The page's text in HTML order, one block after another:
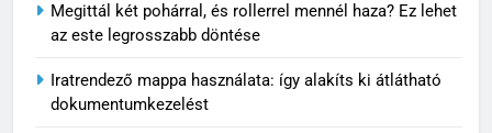
Megittál két pohárral, és rollerrel mennél haza? Ez lehet
az este legrosszabb döntése
Iratrendező mappa használata: így alakíts ki átlátható
dokumentumkezelést
5
növényszőnyeg a kövek között
VIRÁG ÉS KERT